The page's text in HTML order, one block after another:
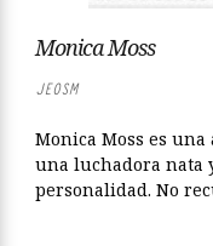
Monica Moss
JEOSM
Monica Moss es
una luchadora nata
personalidad. No